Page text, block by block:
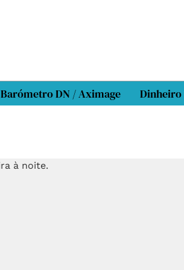
Barómetro DN / Aximage Dinheiro